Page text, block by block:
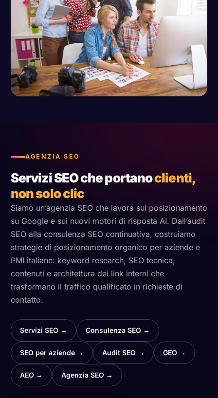
AGENZIA SEO
Servizi SEO che portanoclienti,
non solo clic
Siamo un’agenzia SEO che lavora sul posizionamento
su Google e sui nuovi motori di risposta AI. Dall’audit
SEO alla consulenza SEO continuativa, costruiamo
strategie di posizionamento organico per aziende e
PMI italiane: keyword research, SEO tecnica,
contenuti e architettura dei link interni che
trasformano il traffico qualificato in richieste di
contatto.
Servizi SEO → Consulenza SEO →
SEO per aziende → Audit SEO → GEO →
AEO → Agenzia SEO →